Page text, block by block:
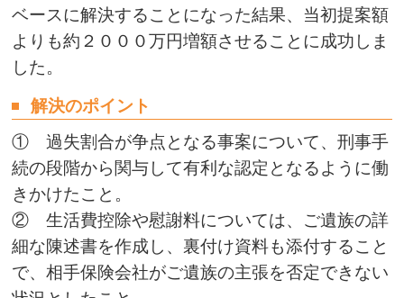
ベースに解決することになった結果、当初提案額
よりも約２０００万円増額させることに成功しま
した。
解決のポイント
① 過失割合が争点となる事案について、刑事手
続の段階から関与して有利な認定となるように働
きかけたこと。
② 生活費控除や慰謝料については、ご遺族の詳
細な陳述書を作成し、裏付け資料も添付すること
で、相手保険会社がご遺族の主張を否定できない